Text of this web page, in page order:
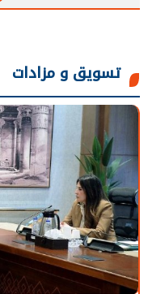
تسويق و مزادات